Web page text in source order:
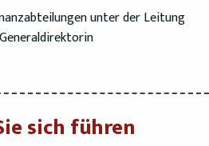
unter der Leitung
sich führen